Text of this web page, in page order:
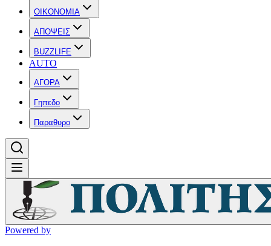
OIKONOMIA
ΑΠΟΨΕΙΣ
BUZZLIFE
AUTO
ΑΓΟΡΑ
Γηπεδο
Παραθυρο
Powered by